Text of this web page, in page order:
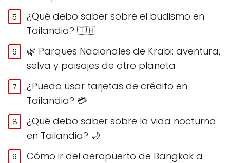
¿Qué debo saber sobre el budismo en
Tailandia? 🇹🇭
🌿 Parques Nacionales de Krabi: aventura,
selva y paisajes de otro planeta
¿Puedo usar tarjetas de crédito en
Tailandia? 💳
¿Qué debo saber sobre la vida nocturna
en Tailandia? 🌙
Cómo ir del aeropuerto de Bangkok a